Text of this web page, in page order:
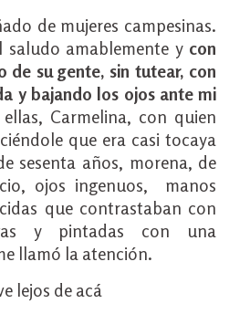
de mujeres campesinas.
saludo amablemente ycon
de su gente, sin tutear, con
y bajando los ojos ante mi
Carmelina, con quien
que era casi tocaya
sesenta años, morena, de
ojos ingenuos, manos
que contrastaban con
y pintadas con una
llamó la atención.
lejos de acá